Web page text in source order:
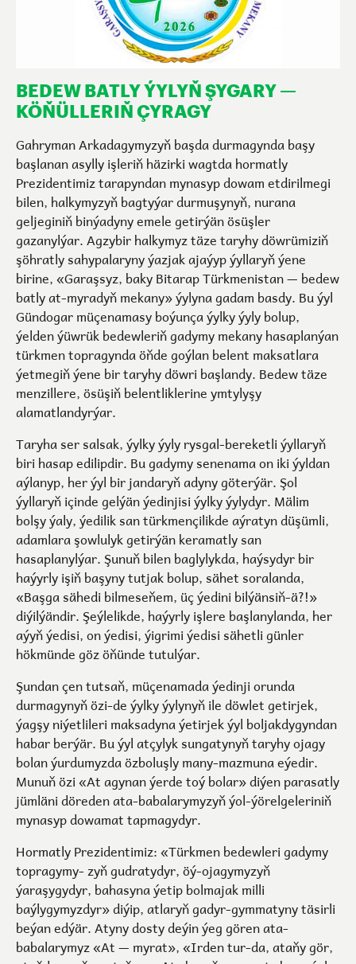
BEDEW BATLY ÝYLYŇ ŞYGARY —
KÖŇÜLLERIŇ ÇYRAGY
Gahryman Arkadagymyzyň başda durmagynda başy
başlanan asylly işleriň häzirki wagtda hormatly
Prezidentimiz tarapyndan mynasyp dowam etdirilmegi
bilen, halkymyzyň bagtyýar durmuşynyň, nurana
geljeginiň binýadyny emele getirýän ösüşler
gazanylýar. Agzybir halkymyz täze taryhy döwrümiziň
şöhratly sahypalaryny ýazjak ajaýyp ýyllaryň ýene
birine, «Garaşsyz, baky Bitarap Türkmenistan — bedew
batly at-myradyň mekany» ýylyna gadam basdy. Bu ýyl
Gündogar müçenamasy boýunça ýylky ýyly bolup,
ýelden ýüwrük bedewleriň gadymy mekany hasaplanýan
türkmen topragynda öňde goýlan belent maksatlara
ýetmegiň ýene bir taryhy döwri başlandy. Bedew täze
menzillere, ösüşiň belentliklerine ymtylyşy
alamatlandyrýar.
Taryha ser salsak, ýylky ýyly rysgal-bereketli ýyllaryň
biri hasap edilipdir. Bu gadymy senenama on iki ýyldan
aýlanyp, her ýyl bir jandaryň adyny göterýär. Şol
ýyllaryň içinde gelýän ýedinjisi ýylky ýylydyr. Mälim
bolşy ýaly, ýedilik san türkmençilikde aýratyn düşümli,
adamlara şowlulyk getirýän keramatly san
hasaplanylýar. Şunuň bilen baglylykda, haýsydyr bir
haýyrly işiň başyny tutjak bolup, sähet soralanda,
«Başga sähedi bilmeseňem, üç ýedini bilýänsiň-ä?!»
diýilýändir. Şeýlelikde, haýyrly işlere başlanylanda, her
aýyň ýedisi, on ýedisi, ýigrimi ýedisi sähetli günler
hökmünde göz öňünde tutulýar.
Şundan çen tutsaň, müçenamada ýedinji orunda
durmagynyň özi-de ýylky ýylynyň ile döwlet getirjek,
ýagşy niýetlileri maksadyna ýetirjek ýyl boljakdygyndan
habar berýär. Bu ýyl atçylyk sungatynyň taryhy ojagy
bolan ýurdumyzda özboluşly many-mazmuna eýedir.
Munuň özi «At agynan ýerde toý bolar» diýen parasatly
jümläni döreden ata-babalarymyzyň ýol-ýörelgeleriniň
mynasyp dowamat tapmagydyr.
Hormatly Prezidentimiz: «Türkmen bedewleri gadymy
topragymy- zyň gudratydyr, öý-ojagymyzyň
ýaraşygydyr, bahasyna ýetip bolmajak milli
baýlygymyzdyr» diýip, atlaryň gadyr-gymmatyny täsirli
beýan edýär. Atyny dosty deýin ýeg gören ata-
babalarymyz «At — myrat», «Irden tur-da, ataňy gör,